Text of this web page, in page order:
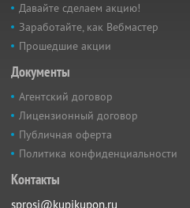
Давайте сделаем акцию!
Заработайте, как Вебмастер
Прошедшие акции
Документы
Агентский договор
Лицензионный договор
Публичная оферта
Политика конфиденциальности
Контакты
sprosi@kupikupon.ru